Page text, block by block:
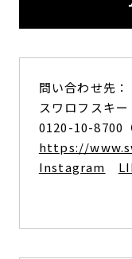
問い合わせ先：
スワロフスキ
0120-10-8700
https://
Instagram